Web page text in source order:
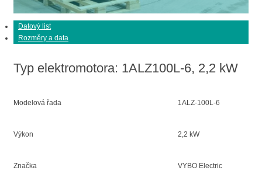
Datový list
Rozměry a data
Typ elektromotora: 1ALZ100L-6, 2,2 kW
Modelová řada 1ALZ-100L-6
Výkon 2,2 kW
Značka VYBO Electric